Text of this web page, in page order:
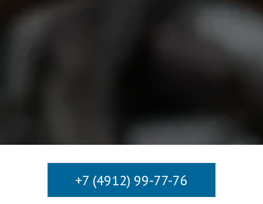
+7 (4912) 99-77-76